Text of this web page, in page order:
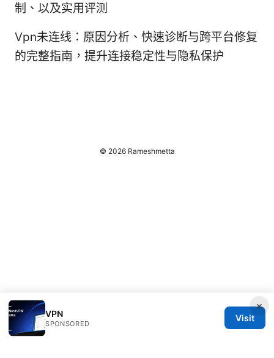
制、以及实用评测
Vpn未连线：原因分析、快速诊断与跨平台修复
的完整指南，提升连接稳定性与隐私保护
×
VPN
SPONSORED
Visit
© 2026 Rameshmetta